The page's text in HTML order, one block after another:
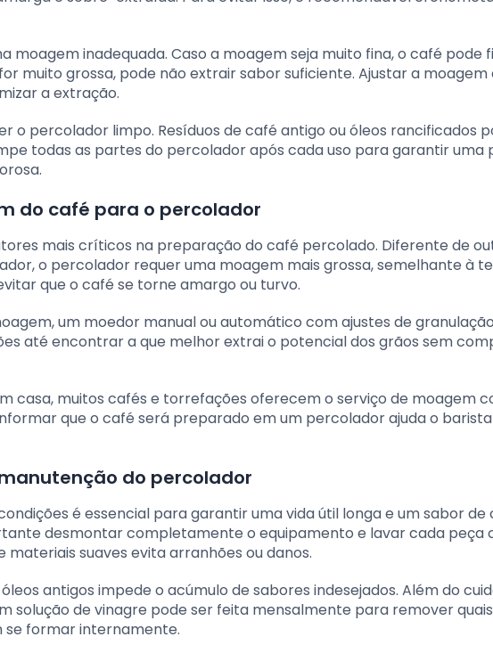
moagem inadequada. Caso a moagem seja muito fina, o café pode
muito grossa, pode não extrair sabor suficiente. Ajustar a moagem
a extração.
o percolador limpo. Resíduos de café antigo ou óleos rancificados
todas as partes do percolador após cada uso para garantir uma
do café para o percolador
mais críticos na preparação do café percolado. Diferente de
o percolador requer uma moagem mais grossa, semelhante à
que o café se torne amargo ou turvo.
um moedor manual ou automático com ajustes de
até encontrar a que melhor extrai o potencial dos grãos sem
casa, muitos cafés e torrefações oferecem o serviço de moagem
que o café será preparado em um percolador ajuda o
do percolador
é essencial para garantir uma vida útil longa e um sabor de
desmontar completamente o equipamento e lavar cada peça
materiais suaves evita arranhões ou danos.
antigos impede o acúmulo de sabores indesejados. Além do
solução de vinagre pode ser feita mensalmente para remover
se formar internamente.